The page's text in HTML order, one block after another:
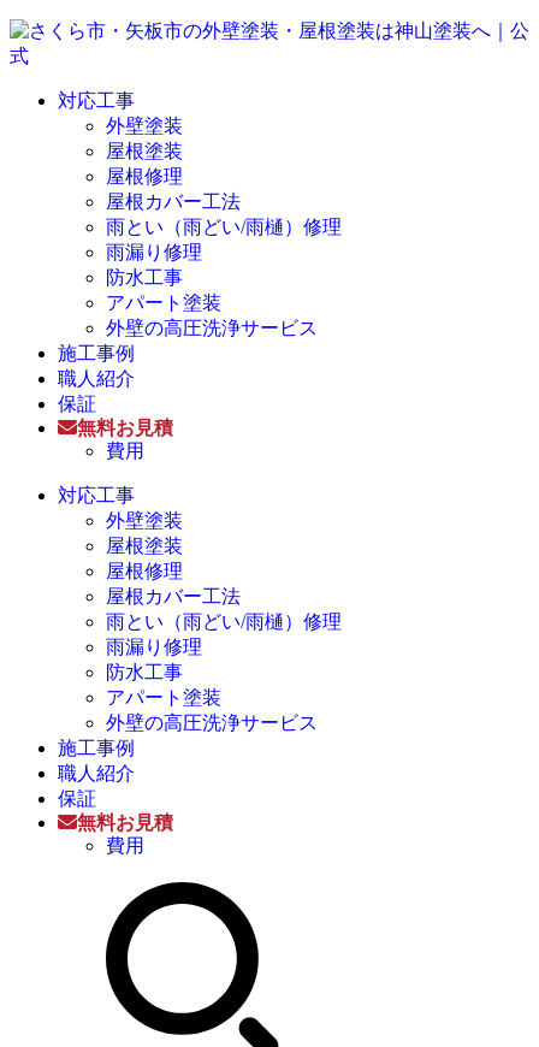
対応工事
外壁塗装
屋根塗装
屋根修理
屋根カバー工法
雨とい（雨どい/雨樋）修理
雨漏り修理
防水工事
アパート塗装
外壁の高圧洗浄サービス
施工事例
職人紹介
保証
無料お見積
費用
対応工事
外壁塗装
屋根塗装
屋根修理
屋根カバー工法
雨とい（雨どい/雨樋）修理
雨漏り修理
防水工事
アパート塗装
外壁の高圧洗浄サービス
施工事例
職人紹介
保証
無料お見積
費用